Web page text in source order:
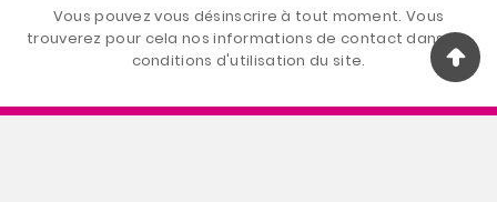
Vous pouvez vous désinscrire à tout moment. Vous
trouverez pour cela nos informations de contact dans les
conditions d'utilisation du site.